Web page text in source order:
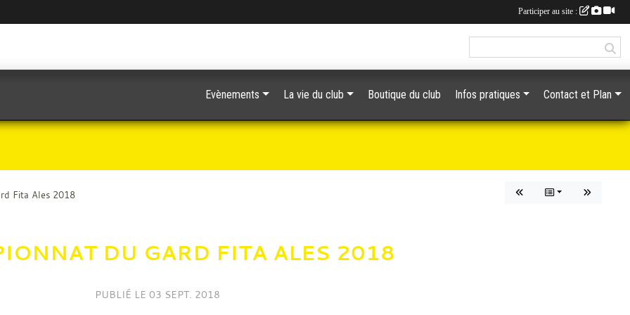
Fita Ales 2018
DU GARD FITA ALES 2018
PUBLIÉ LE 03 SEPT. 2018
Evènements La vie du club Boutique du club Infos pratiques Contact et Plan
Participer au site :